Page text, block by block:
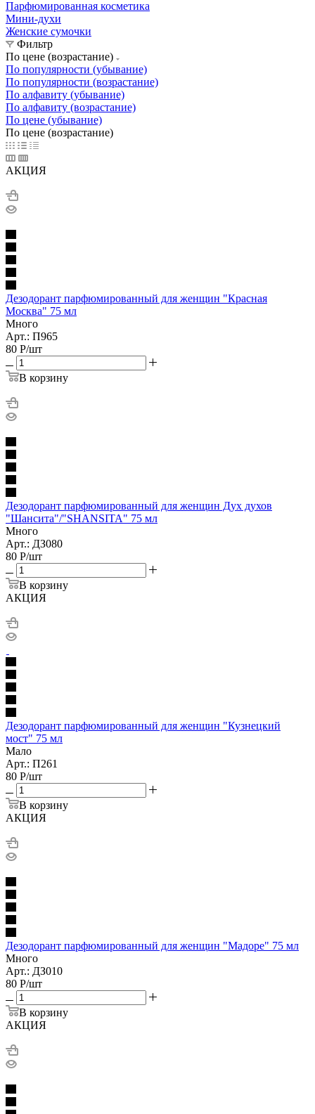
Парфюмированная косметика
Мини-духи
Женские сумочки
Фильтр
По цене (возрастание)
По популярности (убывание)
По популярности (возрастание)
По алфавиту (убывание)
По алфавиту (возрастание)
По цене (убывание)
По цене (возрастание)
АКЦИЯ
Дезодорант парфюмированный для женщин "Красная
Москва" 75 мл
Много
Арт.: П965
80 Р/шт
В корзину
Дезодорант парфюмированный для женщин Дух духов
"Шансита"/"SHANSITA" 75 мл
Много
Арт.: ДЗ080
80 Р/шт
В корзину
АКЦИЯ
Дезодорант парфюмированный для женщин "Кузнецкий
мост" 75 мл
Мало
Арт.: П261
80 Р/шт
В корзину
АКЦИЯ
Дезодорант парфюмированный для женщин "Мадоре" 75 мл
Много
Арт.: ДЗ010
80 Р/шт
В корзину
АКЦИЯ